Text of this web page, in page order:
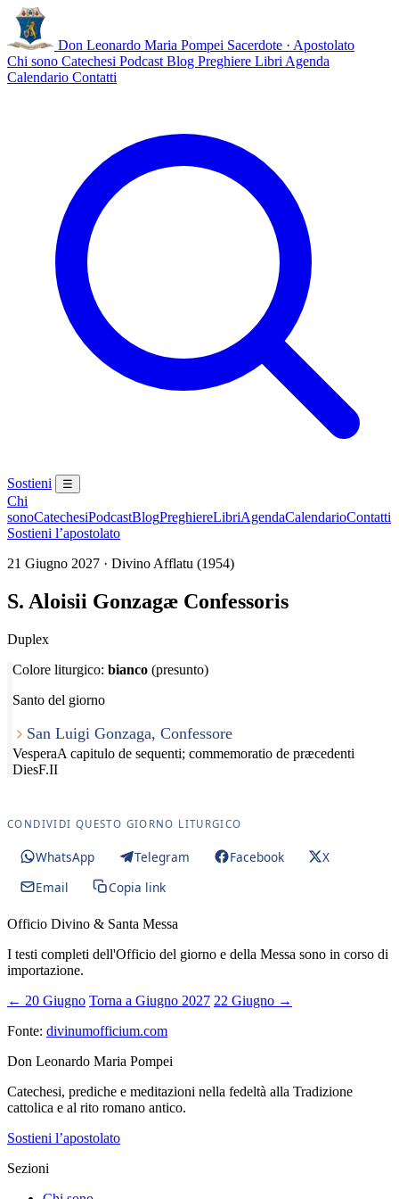
Don Leonardo Maria Pompei Sacerdote · Apostolato
Chi sono Catechesi Podcast Blog Preghiere Libri Agenda
Calendario Contatti
Sostieni ☰
Chi
sonoCatechesiPodcastBlogPreghiereLibriAgendaCalendarioContatti
Sostieni l’apostolato
21 Giugno 2027 · Divino Afflatu (1954)
S. Aloisii Gonzagæ Confessoris
Duplex
Colore liturgico: bianco (presunto)
Santo del giorno
San Luigi Gonzaga, Confessore
VesperaA capitulo de sequenti; commemoratio de præcedenti
DiesF.II
CONDIVIDI QUESTO GIORNO LITURGICO
WhatsApp Telegram Facebook
X
Email
Copia link
Officio Divino & Santa Messa
I testi completi dell'Officio del giorno e della Messa sono in corso di
importazione.
← 20 Giugno Torna a Giugno 2027 22 Giugno →
Fonte: divinumofficium.com
Don Leonardo Maria Pompei
Catechesi, prediche e meditazioni nella fedeltà alla Tradizione
cattolica e al rito romano antico.
Sostieni l’apostolato
Sezioni